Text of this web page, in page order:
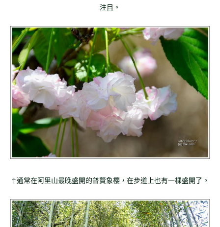
注目。
↑通常在阿里山最晚盛開的普賢象櫻，在步道上也有一棵盛開了。